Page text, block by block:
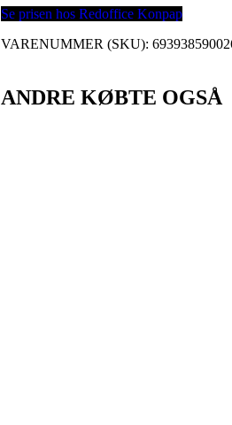
Se prisen hos Redoffice Konpap
VARENUMMER (SKU):
ANDRE KØBTE OGSÅ